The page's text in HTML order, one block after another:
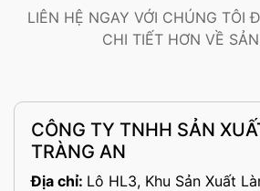
LIÊN HỆ NGAY VỚI CHÚNG TÔI
CHI TIẾT HƠN VỀ
CÔNG TY TNHH SẢN
TRÀNG AN
Địa chỉ: Lô HL3, Khu Sản Xuất